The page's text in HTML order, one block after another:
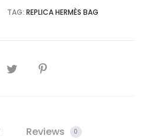
TAG: REPLICA HERMÈS BAG
Reviews 0